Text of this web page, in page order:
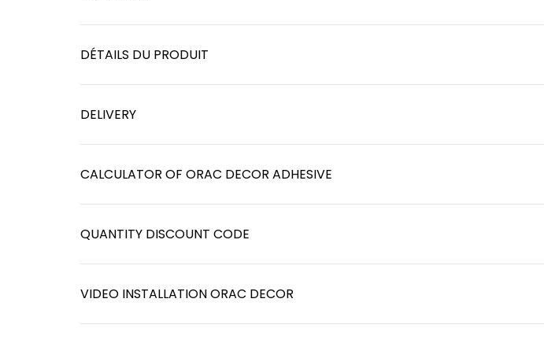
DÉTAILS DU PRODUIT
DELIVERY
CALCULATOR OF ORAC DECOR ADHESIVE
QUANTITY DISCOUNT CODE
VIDEO INSTALLATION ORAC DECOR